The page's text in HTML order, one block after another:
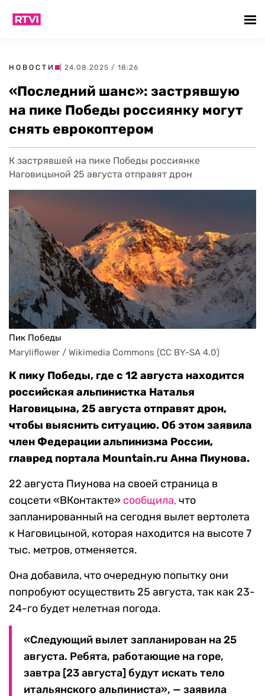
НОВОСТИ | 24.08.2025 / 18:26
«Последний шанс»: застрявшую
на пике Победы россиянку могут
снять еврокоптером
К застрявшей на пике Победы россиянке
Наговицыной 25 августа отправят дрон
Пик Победы
Maryliflower / Wikimedia Commons (CC BY-SA 4.0)
К пику Победы, где с 12 августа находится
российская альпинистка Наталья
Наговицына, 25 августа отправят дрон,
чтобы выяснить ситуацию. Об этом заявила
член Федерации альпинизма России,
главред портала Mountain.ru Анна Пиунова.
22 августа Пиунова на своей страница в
соцсети «ВКонтакте» сообщила,что
запланированный на сегодня вылет вертолета
к Наговицыной, которая находится на высоте 7
тыс. метров, отменяется.
Она добавила, что очередную попытку они
попробуют осуществить 25 августа, так как 23-
24-го будет нелетная погода.
«Следующий вылет запланирован на 25
августа. Ребята, работающие на горе,
завтра [23 августа] будут искать тело
итальянского альпиниста», — заявила